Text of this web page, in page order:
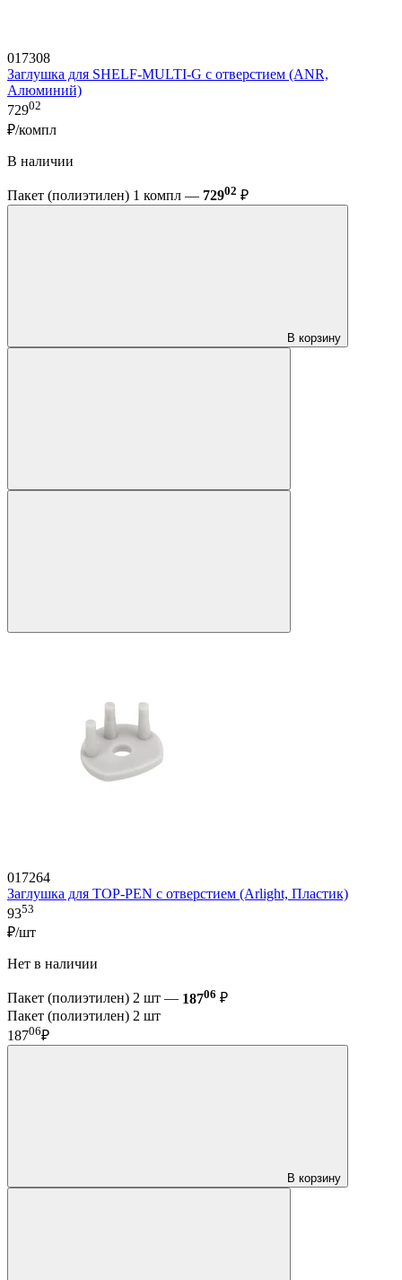
017308
Заглушка для SHELF-MULTI-G с отверстием (ANR,
Алюминий)
72902
₽/компл
В наличии
Пакет (полиэтилен) 1 компл — 72902 ₽
В корзину
017264
Заглушка для TOP-PEN с отверстием (Arlight, Пластик)
9353
₽/шт
Нет в наличии
Пакет (полиэтилен) 2 шт — 18706 ₽
Пакет (полиэтилен) 2 шт
18706₽
В корзину